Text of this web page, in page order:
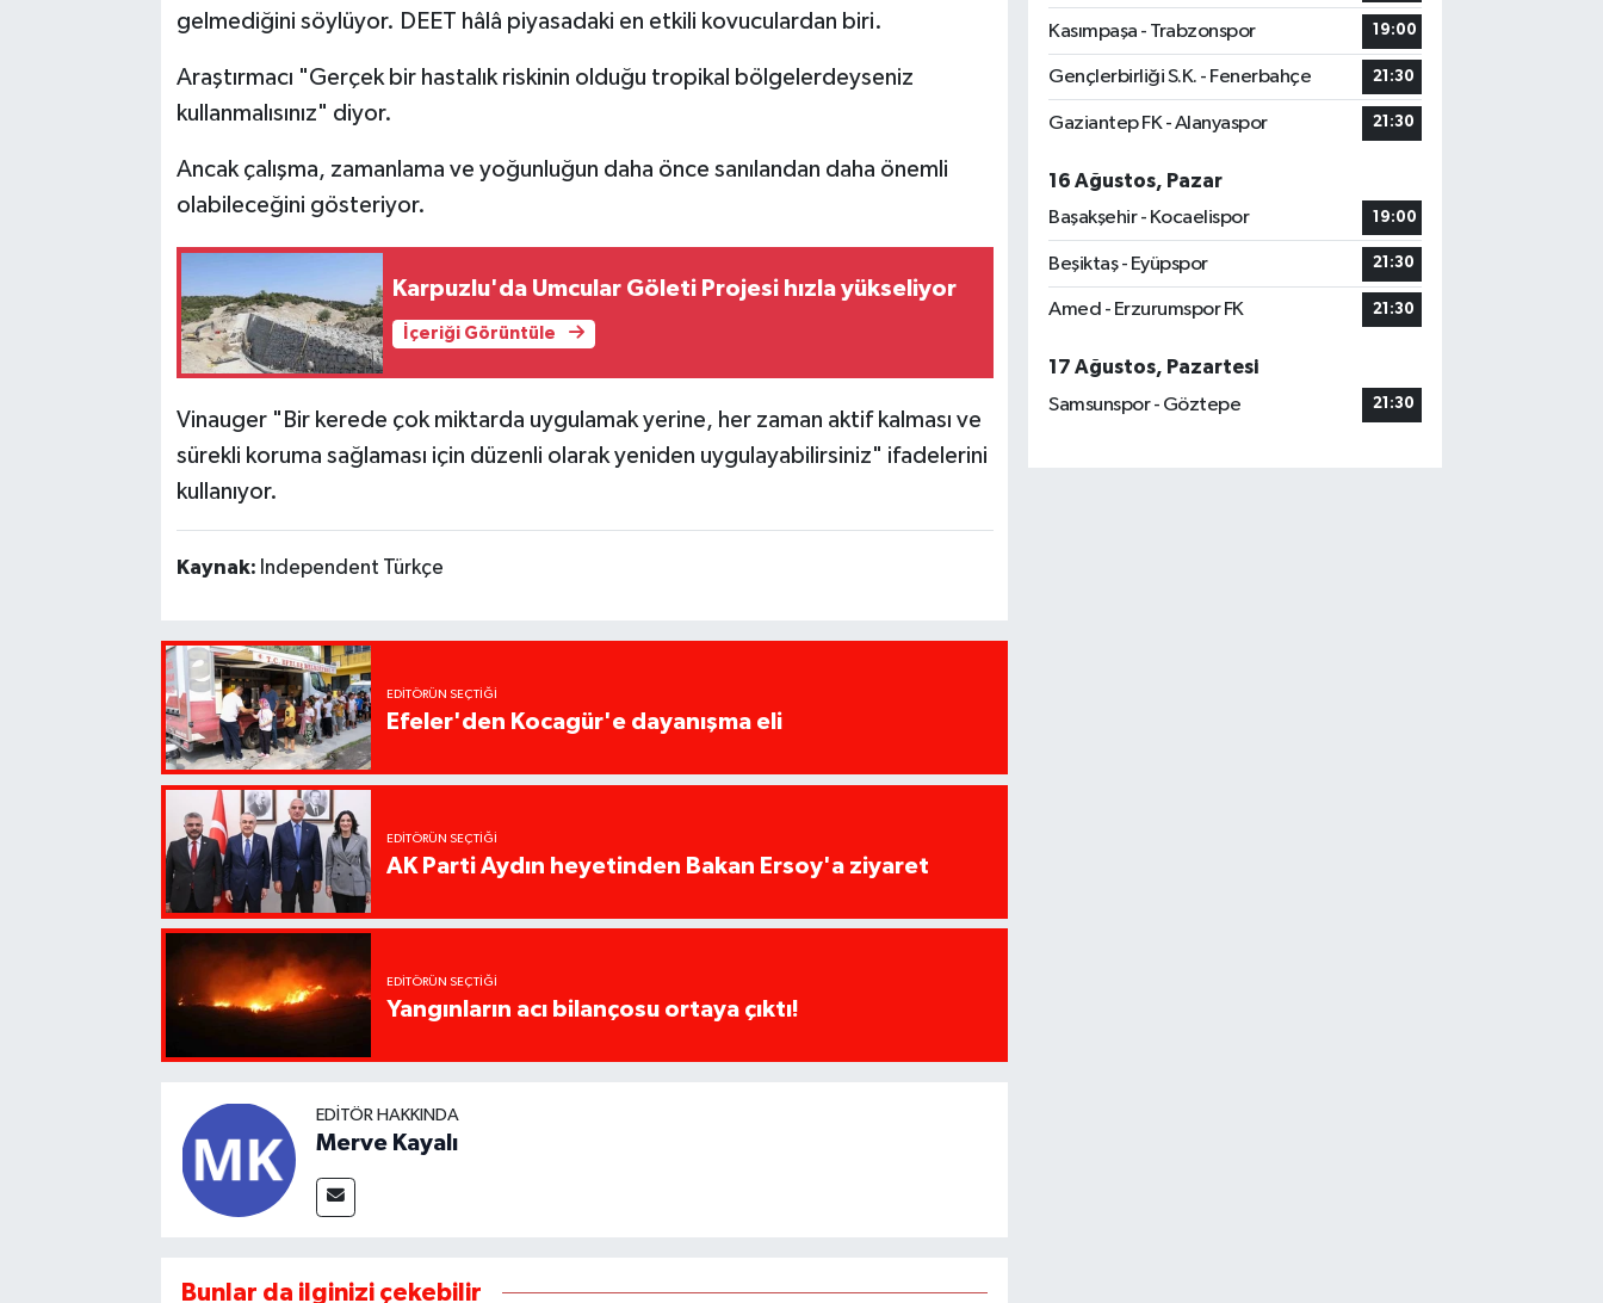
gelmediğini söylüyor. DEET hâlâ piyasadaki en etkili kovuculardan biri.
Araştırmacı "Gerçek bir hastalık riskinin olduğu tropikal bölgelerdeyseniz
kullanmalısınız" diyor.
Ancak çalışma, zamanlama ve yoğunluğun daha önce sanılandan daha önemli
olabileceğini gösteriyor.
Karpuzlu'da Umcular Göleti Projesi hızla yükseliyor
İçeriği Görüntüle
Vinauger "Bir kerede çok miktarda uygulamak yerine, her zaman aktif kalması ve
sürekli koruma sağlaması için düzenli olarak yeniden uygulayabilirsiniz" ifadelerini
kullanıyor.
Kaynak: Independent Türkçe
EDITÖRÜN SEÇTIĞI
Efeler'den Kocagür'e dayanışma eli
EDITÖRÜN SEÇTIĞI
AK Parti Aydın heyetinden Bakan Ersoy'a ziyaret
EDITÖRÜN SEÇTIĞI
Yangınların acı bilançosu ortaya çıktı!
EDITÖR HAKKINDA
Merve Kayalı
Bunlar da ilginizi çekebilir
Kasımpaşa - Trabzonspor 19:00
Gençlerbirliği S.K. - Fenerbahçe 21:30
Gaziantep FK - Alanyaspor 21:30
16 Ağustos, Pazar
Başakşehir - Kocaelispor
19:00
Beşiktaş - Eyüpspor 21:30
Amed - Erzurumspor FK 21:30
17 Ağustos, Pazartesi
Samsunspor - Göztepe
21:30